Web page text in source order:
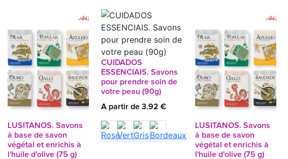
LUSITANOS. Savons
à base de savon
végétal et enrichis à
l'huile d'olive (75 g)
CUIDADOS
ESSENCIAIS. Savons
pour prendre soin de
votre peau (90g)
A partir de 3.92 €
LUSITANOS. Savons
à base de savon
végétal et enrichis à
l'huile d'olive (75 g)